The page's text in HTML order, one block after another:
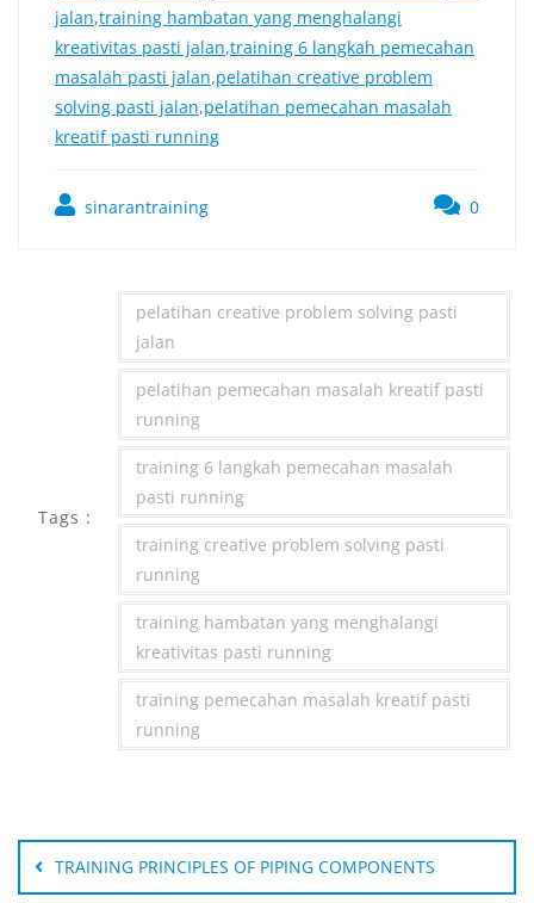
jalan,training hambatan yang menghalangi
kreativitas pasti jalan,training 6 langkah pemecahan
masalah pasti jalan,pelatihan creative problem
solving pasti jalan,pelatihan pemecahan masalah
kreatif pasti running
sinarantraining 0
Tags :
pelatihan creative problem solving pasti
jalan
pelatihan pemecahan masalah kreatif pasti
running
training 6 langkah pemecahan masalah
pasti running
training creative problem solving pasti
running
training hambatan yang menghalangi
kreativitas pasti running
training pemecahan masalah kreatif pasti
running
Post
navigation
TRAINING PRINCIPLES OF PIPING COMPONENTS